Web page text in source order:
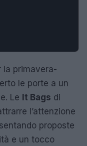
la primavera-
le porte a un
Le It Bags di
l’attenzione
proposte
e un tocco